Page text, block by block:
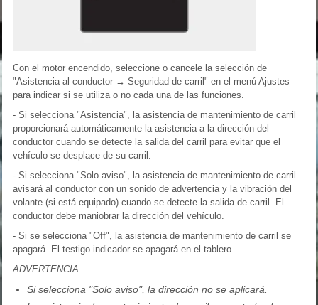
Con el motor encendido, seleccione o cancele la selección de
"Asistencia al conductor → Seguridad de carril" en el menú Ajustes
para indicar si se utiliza o no cada una de las funciones.
- Si selecciona "Asistencia", la asistencia de mantenimiento de carril
proporcionará automáticamente la asistencia a la dirección del
conductor cuando se detecte la salida del carril para evitar que el
vehículo se desplace de su carril.
- Si selecciona "Solo aviso", la asistencia de mantenimiento de carril
avisará al conductor con un sonido de advertencia y la vibración del
volante (si está equipado) cuando se detecte la salida de carril. El
conductor debe maniobrar la dirección del vehículo.
- Si se selecciona "Off", la asistencia de mantenimiento de carril se
apagará. El testigo indicador se apagará en el tablero.
ADVERTENCIA
Si selecciona "Solo aviso", la dirección no se aplicará.